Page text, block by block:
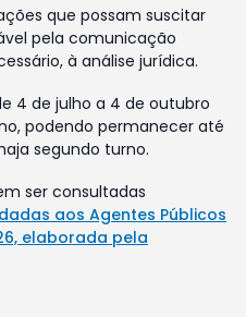
que possam suscitar
pela comunicação
à análise jurídica.
4 de julho a 4 de outubro
podendo permanecer até
segundo turno.
ser consultadas
aos Agentes Públicos
elaborada pela